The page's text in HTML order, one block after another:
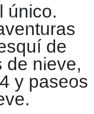
único.
de
de nieve,
y paseos